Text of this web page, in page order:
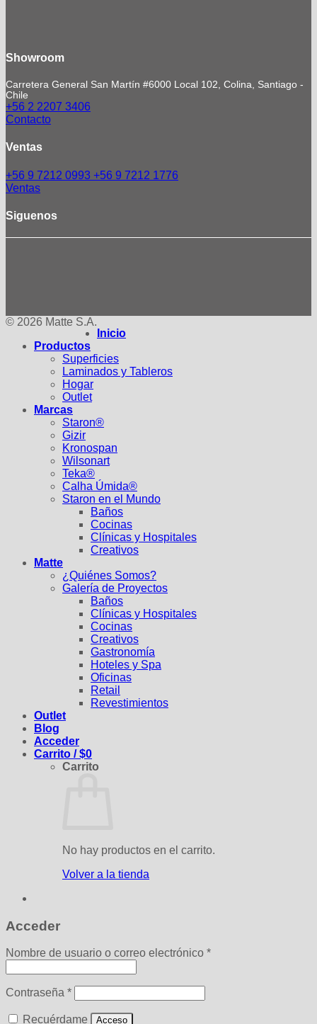
Showroom
Carretera General San Martín #6000 Local 102, Colina, Santiago -
Chile
+56 2 2207 3406
Contacto
Ventas
+56 9 7212 0993 +56 9 7212 1776
Ventas
Siguenos
© 2026 Matte S.A.
Inicio
Productos
Superficies
Laminados y Tableros
Hogar
Outlet
Marcas
Staron®
Gizir
Kronospan
Wilsonart
Teka®
Calha Úmida®
Staron en el Mundo
Baños
Cocinas
Clínicas y Hospitales
Creativos
Matte
¿Quiénes Somos?
Galería de Proyectos
Baños
Clínicas y Hospitales
Cocinas
Creativos
Gastronomía
Hoteles y Spa
Oficinas
Retail
Revestimientos
Outlet
Blog
Acceder
Carrito /$0
Carrito
No hay productos en el carrito.
Volver a la tienda
Acceder
Nombre de usuario o correo electrónico *Obligatorio
Contraseña *Obligatorio
Recuérdame Acceso